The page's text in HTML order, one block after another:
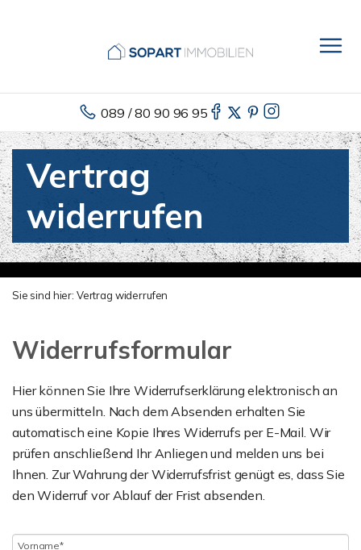
089 / 80 90 96 95
Vertrag
widerrufen
Sie sind hier: Vertrag widerrufen
Widerrufsformular
Hier können Sie Ihre Widerrufserklärung elektronisch an
uns übermitteln. Nach dem Absenden erhalten Sie
automatisch eine Kopie Ihres Widerrufs per E-Mail. Wir
prüfen anschließend Ihr Anliegen und melden uns bei
Ihnen. Zur Wahrung der Widerrufsfrist genügt es, dass Sie
den Widerruf vor Ablauf der Frist absenden.